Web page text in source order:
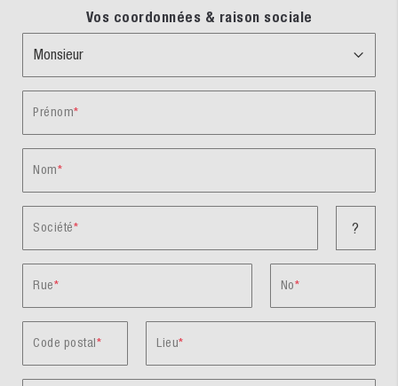
Vos coordonnées & raison sociale
Prénom
Nom
Société ?
Rue No
Code postal Lieu